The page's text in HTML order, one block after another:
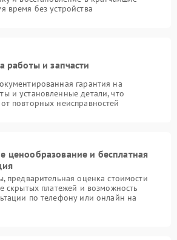
время без устройства
работы и запчасти
гарантия на
и установленные детали, что
повторных неисправностей
ценообразование и бесплатная
предварительная оценка стоимости
скрытых платежей и возможность
по телефону или онлайн на